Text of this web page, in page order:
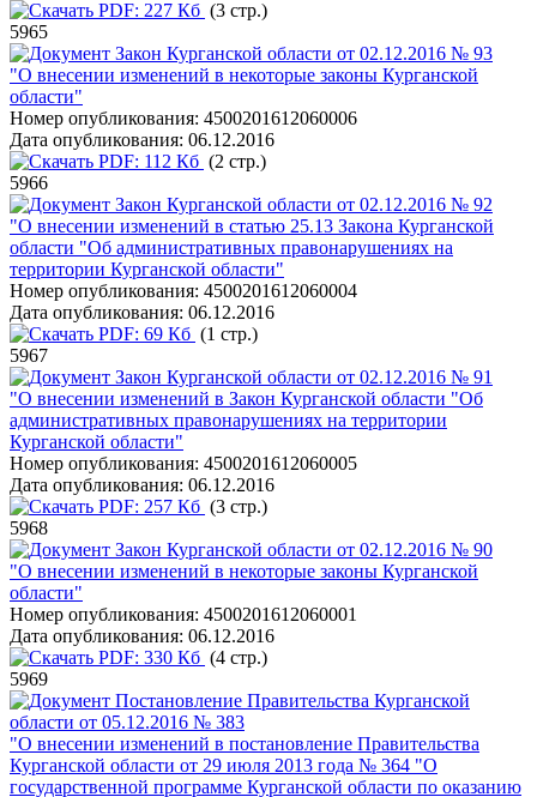
PDF: 227 Кб (3 стр.)
5965
Закон Курганской области от 02.12.2016 № 93
"О внесении изменений в некоторые законы Курганской
области"
Номер опубликования: 4500201612060006
Дата опубликования: 06.12.2016
PDF: 112 Кб (2 стр.)
5966
Закон Курганской области от 02.12.2016 № 92
"О внесении изменений в статью 25.13 Закона Курганской
области "Об административных правонарушениях на
территории Курганской области"
Номер опубликования: 4500201612060004
Дата опубликования: 06.12.2016
PDF: 69 Кб (1 стр.)
5967
Закон Курганской области от 02.12.2016 № 91
"О внесении изменений в Закон Курганской области "Об
административных правонарушениях на территории
Курганской области"
Номер опубликования: 4500201612060005
Дата опубликования: 06.12.2016
PDF: 257 Кб (3 стр.)
5968
Закон Курганской области от 02.12.2016 № 90
"О внесении изменений в некоторые законы Курганской
области"
Номер опубликования: 4500201612060001
Дата опубликования: 06.12.2016
PDF: 330 Кб (4 стр.)
5969
Постановление Правительства Курганской
области от 05.12.2016 № 383
"О внесении изменений в постановление Правительства
Курганской области от 29 июля 2013 года № 364 "О
государственной программе Курганской области по оказанию